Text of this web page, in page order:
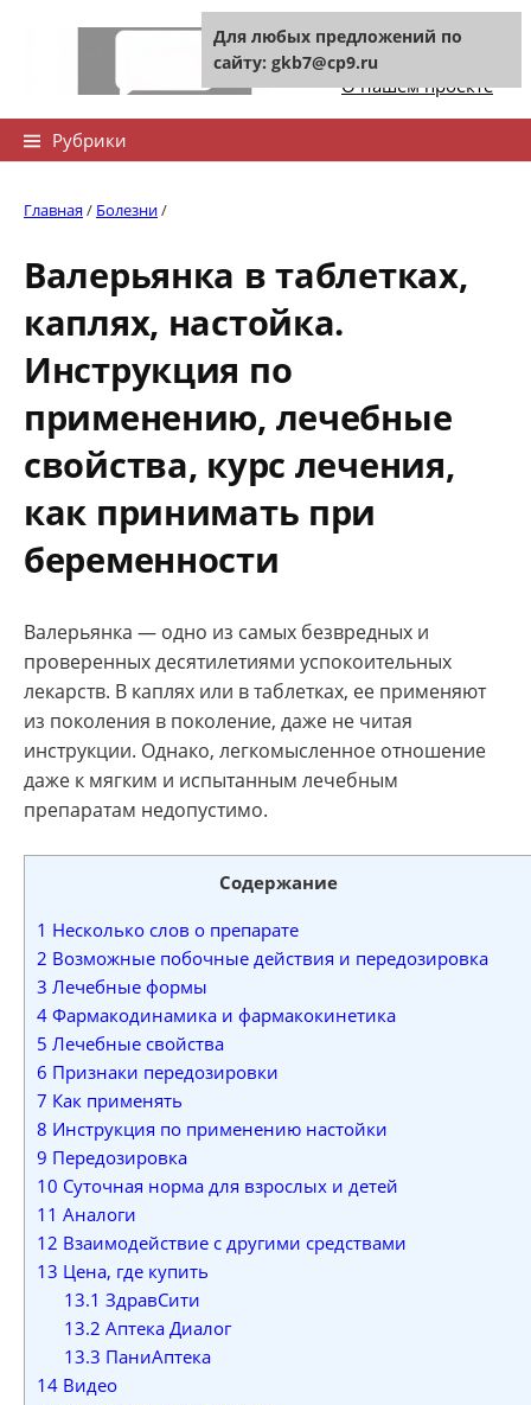
Контакты сайта
О нашем проекте
Рубрики
Главная/ Болезни/
Валерьянка в таблетках,
каплях, настойка.
Инструкция по
применению, лечебные
свойства, курс лечения,
как принимать при
беременности
Валерьянка — одно из самых безвредных и
проверенных десятилетиями успокоительных
лекарств. В каплях или в таблетках, ее применяют
из поколения в поколение, даже не читая
инструкции. Однако, легкомысленное отношение
даже к мягким и испытанным лечебным
препаратам недопустимо.
Содержание
1 Несколько слов о препарате
2 Возможные побочные действия и передозировка
3 Лечебные формы
4 Фармакодинамика и фармакокинетика
5 Лечебные свойства
6 Признаки передозировки
7 Как применять
8 Инструкция по применению настойки
9 Передозировка
10 Суточная норма для взрослых и детей
11 Аналоги
12 Взаимодействие с другими средствами
13 Цена, где купить
13.1 ЗдравСити
13.2 Аптека Диалог
13.3 ПаниАптека
14 Видео
Для любых предложений по
сайту: gkb7@cp9.ru